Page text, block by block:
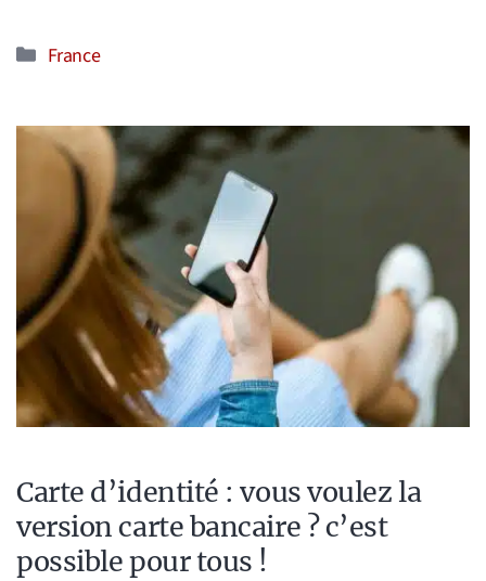
Catégories
France
Carte d’identité : vous voulez la
version carte bancaire ? c’est
possible pour tous !